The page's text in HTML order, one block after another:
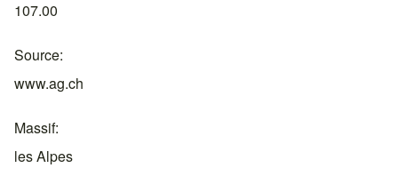
107.00
Source
www.ag.ch
Massif
les Alpes